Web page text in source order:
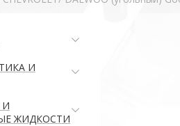
И
И
ЖИДКОСТИ